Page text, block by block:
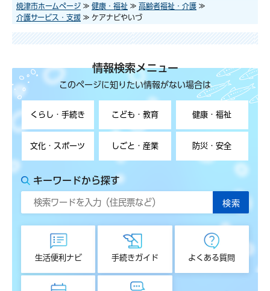
焼津市ホームページ ≫ 健康・福祉 ≫ 高齢者福祉・介護 ≫
介護サービス・支援 ≫ ケアナビやいづ
情報検索メニュー
このページに知りたい情報がない場合は
くらし・手続き こども・教育 健康・福祉
文化・スポーツ しごと・産業 防災・安全
キーワードから探す
生活便利ナビ 手続きガイド よくある質問